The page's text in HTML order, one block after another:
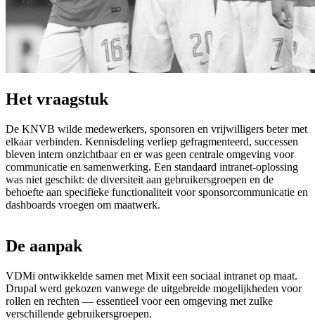
Het vraagstuk
De KNVB wilde medewerkers, sponsoren en vrijwilligers beter met
elkaar verbinden. Kennisdeling verliep gefragmenteerd, successen
bleven intern onzichtbaar en er was geen centrale omgeving voor
communicatie en samenwerking. Een standaard intranet-oplossing
was niet geschikt: de diversiteit aan gebruikersgroepen en de
behoefte aan specifieke functionaliteit voor sponsorcommunicatie en
dashboards vroegen om maatwerk.
De aanpak
VDMi ontwikkelde samen met Mixit een sociaal intranet op maat.
Drupal werd gekozen vanwege de uitgebreide mogelijkheden voor
rollen en rechten — essentieel voor een omgeving met zulke
verschillende gebruikersgroepen.